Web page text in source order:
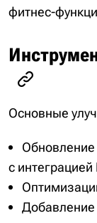
фитнес-
Основные
Обновление
с